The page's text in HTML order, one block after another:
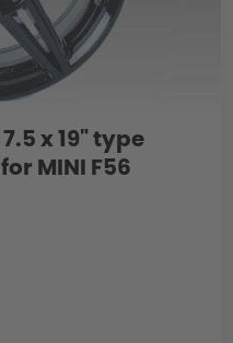
x 19" type
MINI F56